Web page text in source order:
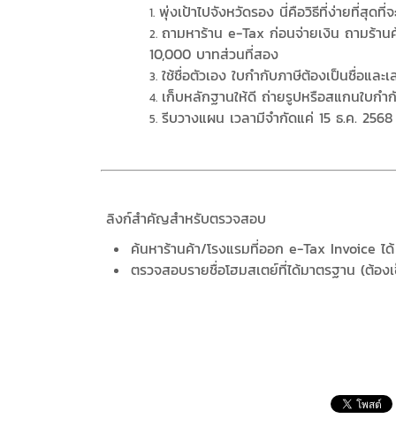
พุ่งเป้าไปจังหวัดรอง นี่คือวิธีที่ง่ายที่สุดที่
ถามหาร้าน e-Tax ก่อนจ่ายเงิน ถามร้า
10,000 บาทส่วนที่สอง
ใช้ชื่อตัวเอง ใบกำกับภาษีต้องเป็นชื่อแล
เก็บหลักฐานให้ดี ถ่ายรูปหรือสแกนใบกำ
รีบวางแผน เวลามีจำกัดแค่ 15 ธ.ค.
ลิงก์สำคัญสำหรับตรวจสอบ
ค้นหาร้านค้า/โรงแรมที่ออก e-Tax Invoice ไ
ตรวจสอบรายชื่อโฮมสเตย์ที่ได้มาตรฐาน (ต้อ